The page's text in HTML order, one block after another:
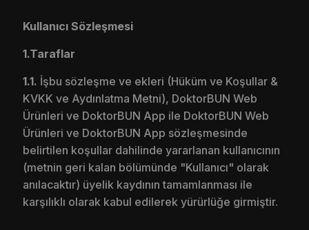
Kullanıcı Sözleşmesi
1.Taraflar
1.1. İşbu sözleşme ve ekleri (Hüküm ve Koşullar &
KVKK ve Aydınlatma Metni), DoktorBUN Web
Ürünleri ve DoktorBUN App ile DoktorBUN Web
Ürünleri ve DoktorBUN App sözleşmesinde
belirtilen koşullar dahilinde yararlanan kullanıcının
(metnin geri kalan bölümünde "Kullanıcı" olarak
anılacaktır) üyelik kaydının tamamlanması ile
karşılıklı olarak kabul edilerek yürürlüğe girmiştir.